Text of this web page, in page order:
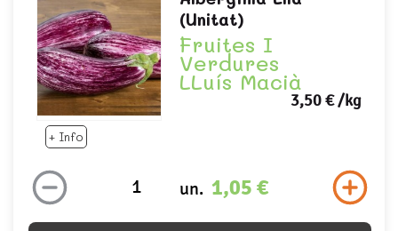
+ Info
(unitat)
Fruites I
Verdures
LLuís Macià
3,50 €/kg
un. 1,05 €